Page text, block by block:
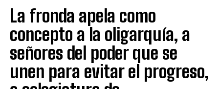
La fronda apela como
concepto a la oligarquía, a
señores del poder que se
unen para evitar el progreso,